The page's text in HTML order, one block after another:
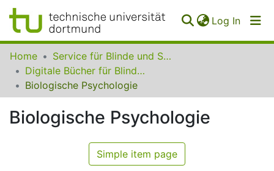
Log In
Communities
Collections
Home
Service für Blinde und Sehbehinderte der UB Dortmund
Digitale Bücher für Blinde und Sehbehinderte
Biologische Psychologie
Biologische Psychologie
Simple item page